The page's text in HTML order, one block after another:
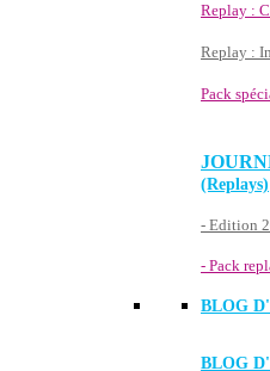
Replay :
Replay :
Pack
(Replays)
- Edition
- Pack
BLOG D'
BLOG